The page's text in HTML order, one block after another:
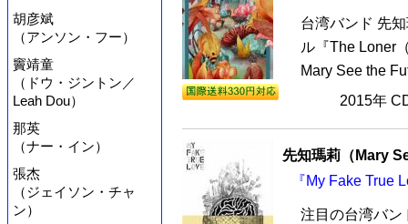
胡彦斌
（アンソン・フー）
竇靖童
（ドウ・ジントン／
Leah Dou）
那英
（ナー・イン）
張杰
（ジェイソン・チャ
ン）
台湾バンド 先
ル『The Loner
Mary See the
2015年
先知瑪莉（Mary
『My Fake True
注目の台湾バン